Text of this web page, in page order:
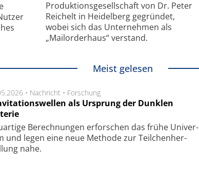
Produktionsgesellschaft von Dr. Peter
Reichelt in Heidelberg gegründet,
wobei sich das Unternehmen als
„Mailorderhaus“ verstand.
Meist gelesen
• Nachricht • Forschung
als Ursprung der Dunklen
Be­rech­nung­en er­for­schen das frü­he Uni­ver­
und legen eine neue Me­tho­de zur Teil­chen­her­
nahe.